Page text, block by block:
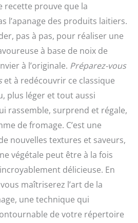
recette prouve que la
l’apanage des produits laitiers.
pas à pas, pour réaliser une
à base de noix de
à l’originale. Préparez-vous
et à redécouvrir ce classique
plus léger et tout aussi
rassemble, surprend et régale,
de fromage. C’est une
nouvelles textures et saveurs,
végétale peut être à la fois
délicieuse. En
maîtriserez l’art de la
une technique qui
de votre répertoire